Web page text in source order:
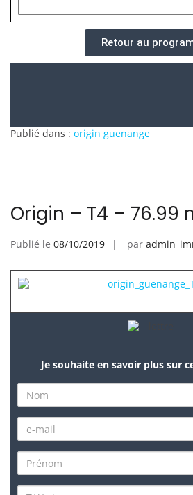
Retour au
Publié dans : origin guenange
Origin – T4 – 76.99
Publié le 08/10/2019 par
Je souhaite en savoir plus sur